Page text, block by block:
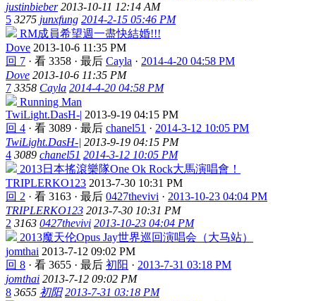
justinbieber 2013-10-11 12:14 AM
5 3275 junxfung 2014-2-15 05:46 PM
RM成員希望週一盡快結婚!!!
Dove 2013-10-6 11:35 PM
回 7 · 看 3358 · 最后 Cayla · 2014-4-20 04:58 PM
Dove 2013-10-6 11:35 PM
7 3358 Cayla 2014-4-20 04:58 PM
Running Man
TwiLight.DasH-| 2013-9-19 04:15 PM
回 4 · 看 3089 · 最后 chanel51 · 2014-3-12 10:05 PM
TwiLight.DasH-| 2013-9-19 04:15 PM
4 3089 chanel51 2014-3-12 10:05 PM
2013日本搖滾樂隊One Ok Rock大馬演唱會！
TRIPLERKO123 2013-7-30 10:31 PM
回 2 · 看 3163 · 最后 0427thevivi · 2013-10-23 04:04 PM
TRIPLERKO123 2013-7-30 10:31 PM
2 3163 0427thevivi 2013-10-23 04:04 PM
2013魔天伦Opus Jay世界巡回演唱会（大马站）
jomthai 2013-7-12 09:02 PM
回 8 · 看 3655 · 最后 初阳 · 2013-7-31 03:18 PM
jomthai 2013-7-12 09:02 PM
8 3655 初阳 2013-7-31 03:18 PM